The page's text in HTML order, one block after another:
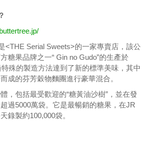
<THE Serial Sweets>的一家專賣店，該公
糖果品牌之一“ Gin no Gudo”的生產於
殊的製造方法達到了新的標準美味，其中
成的芬芳穀物麵團進行豪華混合。
，包括最受歡迎的“糖黃油沙樹”，並在發
過5000萬袋。它是最暢銷的糖果，在JR
錄製約100,000袋。